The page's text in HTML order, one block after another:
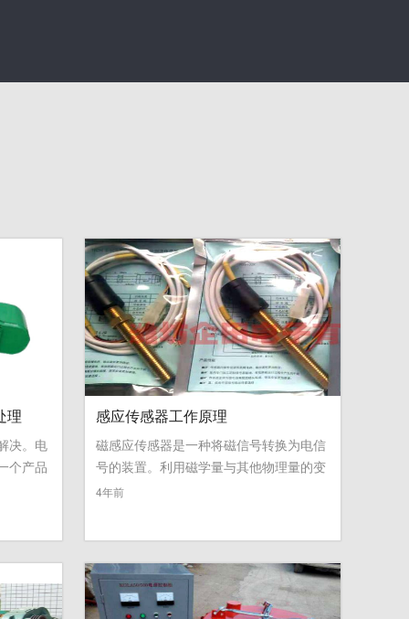
理
决。电
个产品
感应传感器工作原理
磁感应传感器是一种将磁信号转换为电信
号的装置。利用磁学量与其他物理量的变
... »
4年前